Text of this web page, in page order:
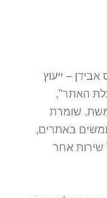
אבידן – ייעוץ
האתר",
שומרת
באתרים,
שירות אחר